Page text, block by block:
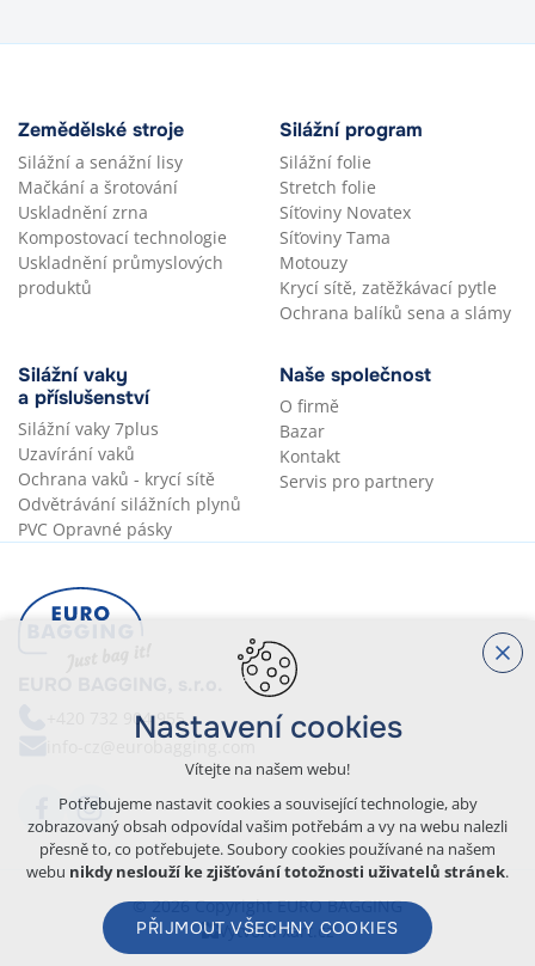
+420 732 904 955
info-cz@eurobagging.com
Zemědělské stroje
Silážní a senážní lisy
Mačkání a šrotování
Uskladnění zrna
Kompostovací technologie
Uskladnění průmyslových
produktů
Silážní program
Silážní folie
Stretch folie
Síťoviny Novatex
Síťoviny Tama
Motouzy
Krycí sítě, zatěžkávací pytle
Ochrana balíků sena a slámy
Silážní vaky
a příslušenství
Silážní vaky 7plus
Uzavírání vaků
Ochrana vaků - krycí sítě
Odvětrávání silážních plynů
PVC Opravné pásky
Naše společnost
O firmě
Bazar
Kontakt
Servis pro partnery
© 2026 Copyright EURO BAGGING
Vytvořil xart.cz
Nastavení cookies
Vítejte na našem webu!
Potřebujeme nastavit cookies a související technologie, aby
zobrazovaný obsah odpovídal vašim potřebám a vy na webu nalezli
přesně to, co potřebujete. Soubory cookies používané na našem
webu nikdy neslouží ke zjišťování totožnosti uživatelů stránek.
PŘIJMOUT VŠECHNY COOKIES